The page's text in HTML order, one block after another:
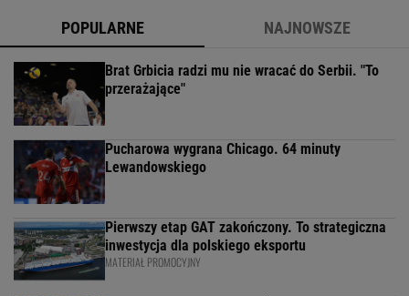
POPULARNE NAJNOWSZE
Brat Grbicia radzi mu nie wracać do Serbii. "To
przerażające"
Pucharowa wygrana Chicago. 64 minuty
Lewandowskiego
Pierwszy etap GAT zakończony. To strategiczna
inwestycja dla polskiego eksportu
MATERIAŁ PROMOCYJNY